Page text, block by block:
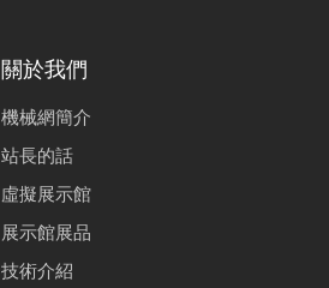
關於我們
機械網簡介
站長的話
虛擬展示館
展示館展品
技術介紹